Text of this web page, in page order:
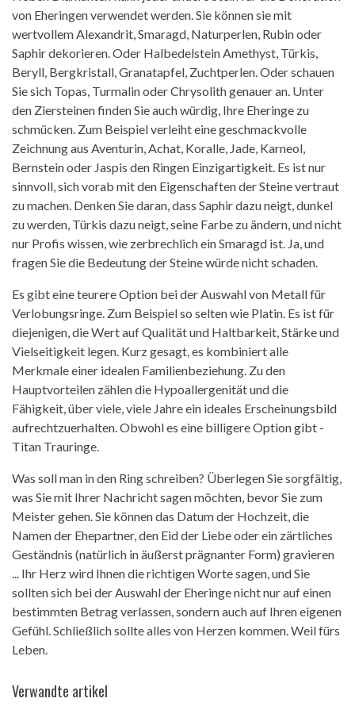
von Eheringen verwendet werden. Sie können sie mit
wertvollem Alexandrit, Smaragd, Naturperlen, Rubin oder
Saphir dekorieren. Oder Halbedelstein Amethyst, Türkis,
Beryll, Bergkristall, Granatapfel, Zuchtperlen. Oder schauen
Sie sich Topas, Turmalin oder Chrysolith genauer an. Unter
den Ziersteinen finden Sie auch würdig, Ihre Eheringe zu
schmücken. Zum Beispiel verleiht eine geschmackvolle
Zeichnung aus Aventurin, Achat, Koralle, Jade, Karneol,
Bernstein oder Jaspis den Ringen Einzigartigkeit. Es ist nur
sinnvoll, sich vorab mit den Eigenschaften der Steine ​​vertraut
zu machen. Denken Sie daran, dass Saphir dazu neigt, dunkel
zu werden, Türkis dazu neigt, seine Farbe zu ändern, und nicht
nur Profis wissen, wie zerbrechlich ein Smaragd ist. Ja, und
fragen Sie die Bedeutung der Steine ​​würde nicht schaden.
Es gibt eine teurere Option bei der Auswahl von Metall für
Verlobungsringe. Zum Beispiel so selten wie Platin. Es ist für
diejenigen, die Wert auf Qualität und Haltbarkeit, Stärke und
Vielseitigkeit legen. Kurz gesagt, es kombiniert alle
Merkmale einer idealen Familienbeziehung. Zu den
Hauptvorteilen zählen die Hypoallergenität und die
Fähigkeit, über viele, viele Jahre ein ideales Erscheinungsbild
aufrechtzuerhalten. Obwohl es eine billigere Option gibt -
Titan Trauringe.
Was soll man in den Ring schreiben? Überlegen Sie sorgfältig,
was Sie mit Ihrer Nachricht sagen möchten, bevor Sie zum
Meister gehen. Sie können das Datum der Hochzeit, die
Namen der Ehepartner, den Eid der Liebe oder ein zärtliches
Geständnis (natürlich in äußerst prägnanter Form) gravieren
... Ihr Herz wird Ihnen die richtigen Worte sagen, und Sie
sollten sich bei der Auswahl der Eheringe nicht nur auf einen
bestimmten Betrag verlassen, sondern auch auf Ihren eigenen
Gefühl. Schließlich sollte alles von Herzen kommen. Weil fürs
Leben.
Verwandte artikel